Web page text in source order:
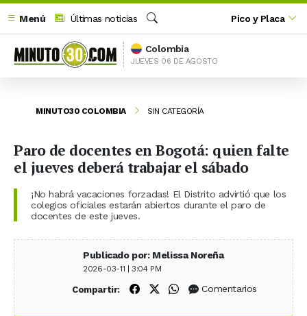
Menú
Últimas noticias
Buscar
Pico y Placa
Colombia
JUEVES 06 DE AGOSTO
MINUTO30 COLOMBIA SIN CATEGORÍA
Paro de docentes en Bogotá: quien falte
el jueves deberá trabajar el sábado
¡No habrá vacaciones forzadas! El Distrito advirtió que los
colegios oficiales estarán abiertos durante el paro de
docentes de este jueves.
Publicado por: Melissa Noreña
2026-03-11 | 3:04 PM
Compartir: Compartir en Facebook
Compartir en X (Twitter)
Compartir en WhatsApp
Comentarios